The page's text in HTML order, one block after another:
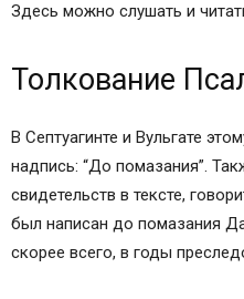
Здесь можно слушать и
Толкование
В Септуагинте и Вульгате
надпись: “До помазания”.
свидетельств в тексте,
был написан до помазания
скорее всего, в годы